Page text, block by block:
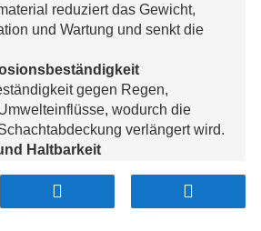
reduziert das Gewicht,
und Wartung und senkt die
gegen Regen,
wodurch die
verlängert wird.
Haltbarkeit
für städtische und industrielle